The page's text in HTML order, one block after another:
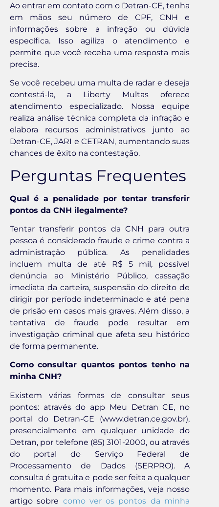
Ao entrar em contato com o Detran-CE, tenha
em mãos seu número de CPF, CNH e
informações sobre a infração ou dúvida
específica. Isso agiliza o atendimento e
permite que você receba uma resposta mais
precisa.
Se você recebeu uma multa de radar e deseja
contestá-la, a Liberty Multas oferece
atendimento especializado. Nossa equipe
realiza análise técnica completa da infração e
elabora recursos administrativos junto ao
Detran-CE, JARI e CETRAN, aumentando suas
chances de êxito na contestação.
Perguntas Frequentes
Qual é a penalidade por tentar transferir
pontos da CNH ilegalmente?
Tentar transferir pontos da CNH para outra
pessoa é considerado fraude e crime contra a
administração pública. As penalidades
incluem multa de até R$ 5 mil, possível
denúncia ao Ministério Público, cassação
imediata da carteira, suspensão do direito de
dirigir por período indeterminado e até pena
de prisão em casos mais graves. Além disso, a
tentativa de fraude pode resultar em
investigação criminal que afeta seu histórico
de forma permanente.
Como consultar quantos pontos tenho na
minha CNH?
Existem várias formas de consultar seus
pontos: através do app Meu Detran CE, no
portal do Detran-CE (www.detran.ce.gov.br),
presencialmente em qualquer unidade do
Detran, por telefone (85) 3101-2000, ou através
do portal do Serviço Federal de
Processamento de Dados (SERPRO). A
consulta é gratuita e pode ser feita a qualquer
momento. Para mais informações, veja nosso
artigo sobre como ver os pontos da minha